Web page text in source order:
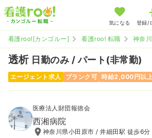
気になる 登録/
看護roo![カンゴルー] 看護roo! 転職 神奈
透析日勤のみ / パート(非常勤)
エージェント求人 ブランク可 時給2,000円以
医療法人財団報徳会
西湘病院
神奈川県小田原市 / 井細田駅 徒歩6分